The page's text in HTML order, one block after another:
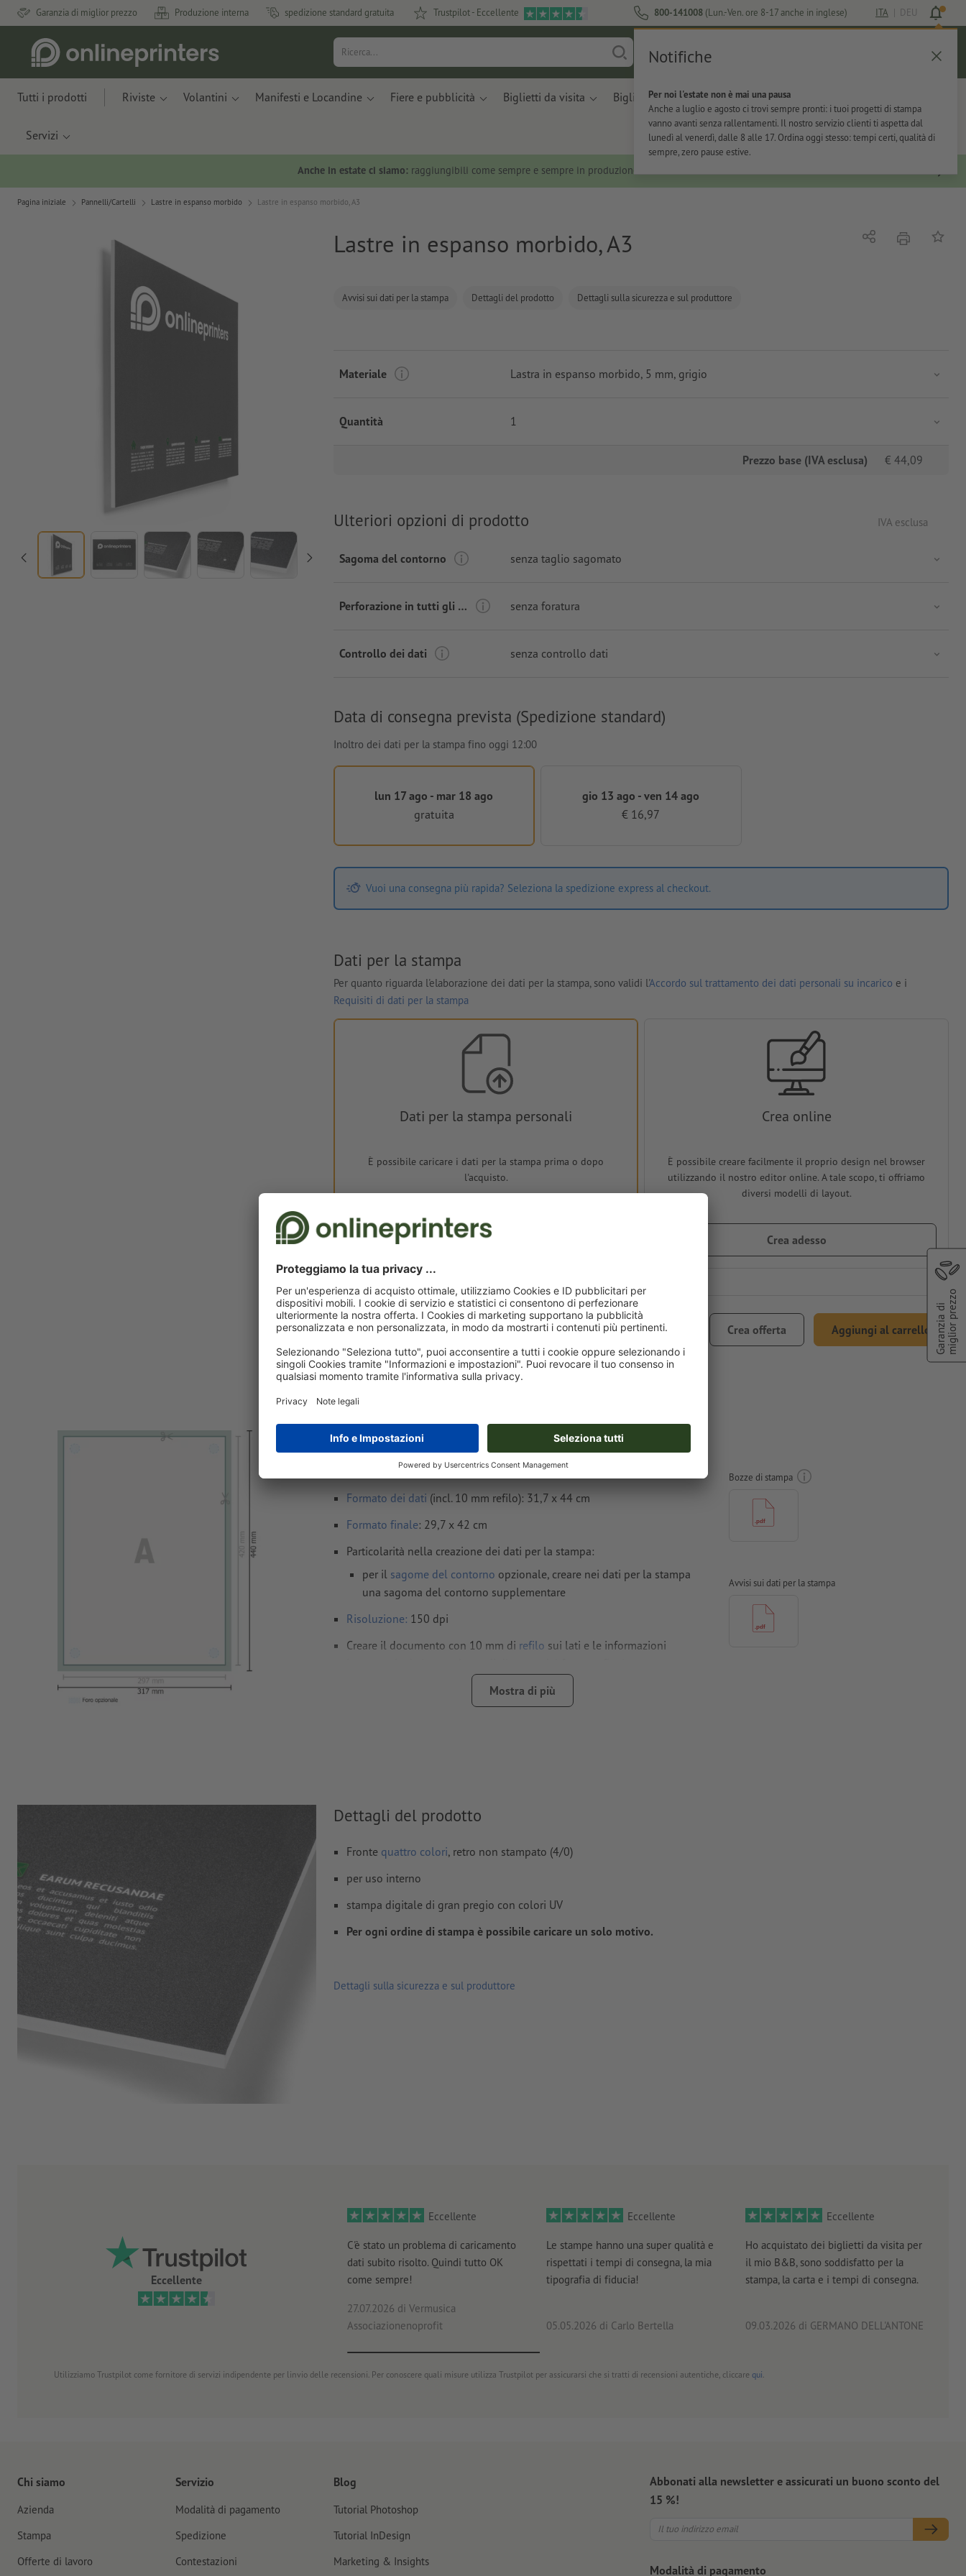
Garanzia di miglior prezzo Produzione interna spedizione standard gratuita Trustpilot - Eccellente 800-141008 (Lun.-Ven. ore 8-17 anche in inglese) ITA | DEU
Notifiche
Per noi l'estate non è mai una pausa
Anche a luglio e agosto ci trovi sempre pronti: i tuoi progetti di stampa
vanno avanti senza rallentamenti. Il nostro servizio clienti ti aspetta dal
lunedì al venerdì, dalle 8 alle 17. Ordina oggi stesso: tempi certi, qualità di
sempre, zero pause estive.
Carrello
Tutti i prodotti Riviste Volantini Manifesti e Locandine Fiere e pubblicità Biglietti da visita Biglietti Per l'ufficio Adesivi
Servizi
Anche in estate ci siamo: raggiungibili come sempre e sempre in produzione.
Pagina iniziale Pannelli/Cartelli Lastre in espanso morbido Lastre in espanso morbido, A3
Lastre in espanso morbido, A3
Avvisi sui dati per la stampa Dettagli del prodotto Dettagli sulla sicurezza e sul produttore
Condividistamparealla
Materiale Lastra in espanso morbido, 5 mm, grigio
Quantità 1
Prezzo base (IVA esclusa) € 44,09
Ulteriori opzioni di prodotto IVA esclusa
Sagoma del contorno senza taglio sagomato
Perforazione in tutti gli angoli senza foratura
Controllo dei dati senza controllo dati
Data di consegna prevista (Spedizione standard)
Inoltro dei dati per la stampa fino oggi 12:00
lun 17 ago - mar 18 ago
gratuita
gio 13 ago - ven 14 ago
€ 16,97
Vuoi una consegna più rapida? Seleziona la spedizione express al checkout.
Dati per la stampa
Per quanto riguarda l'elaborazione dei dati per la stampa, sono validi l'Accordo sul trattamento dei dati personali su incarico e i
Requisiti di dati per la stampa
Dati per la stampa personali
È possibile caricare i dati per la stampa prima o dopo
l'acquisto.
Carica adesso
Crea online
È possibile creare facilmente il proprio design nel browser
utilizzando il nostro editor online. A tale scopo, ti offriamo
diversi modelli di layout.
Crea adesso
IVA esclusa
€ 44,09
incl. 22% IVA
€ 53,79 Crea offerta Aggiungi al carrello
Consegna all' incirca:
Peso: ca.124,42 g
Avvisi sui dati per la stampa Lastre in espanso
morbido, A3
Formato dei dati (incl. 10 mm refilo): 31,7 x 44 cm
Formato finale: 29,7 x 42 cm
Particolarità nella creazione dei dati per la stampa:
per il sagome del contorno opzionale, creare nei dati per la stampa
una sagoma del contorno supplementare
Risoluzione: 150 dpi
Creare il documento con 10 mm di refilo sui lati e le informazioni
devono essere completamente incorporati o convertiti in curve
I contenuti dei campi modulo
Mostra di più
Bozze di stampa
Avvisi sui dati per la stampa
Dettagli del prodotto
Fronte quattro colori, retro non stampato (4/0)
per uso interno
stampa digitale di gran pregio con colori UV
Per ogni ordine di stampa è possibile caricare un solo motivo.
Dettagli sulla sicurezza e sul produttore
Eccellente
Eccellente
C'è stato un problema di caricamento
dati subito risolto. Quindi tutto OK
come sempre!
27.07.2026 di Vermusica
Associazionenoprofit
Eccellente
Le stampe hanno una super qualità e
rispettati i tempi di consegna, la mia
tipografia di fiducia!
05.05.2026 di Carlo Bertella
Eccellente
Ho acquistato dei biglietti da visita per
il mio B&B, sono soddisfatto per la
stampa, la carta e i tempi di consegna.
09.03.2026 di GERMANO DELL'ANTONE
Utilizziamo Trustpilot come fornitore di servizi indipendente per linvio delle recensioni. Per conoscere quali misure utilizza Trustpilot per assicurarsi che si tratti di recensioni autentiche, cliccare qui.
Garanzia dimiglior prezzo
Chi siamo
Azienda
Stampa
Offerte di lavoro
Servizio
Modalità di pagamento
Spedizione
Contestazioni
Blog
Tutorial Photoshop
Tutorial InDesign
Marketing & Insights
Abbonati alla newsletter e assicurati un buono sconto del
15 %!
Modalità di pagamento